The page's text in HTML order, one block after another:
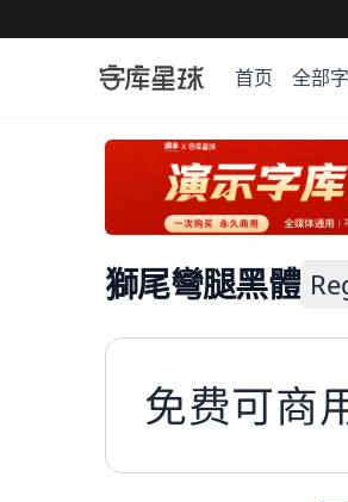
首页 全部
獅尾彎腿黑體
免费可商